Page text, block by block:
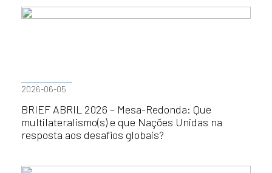
2026-06-05
BRIEF ABRIL 2026 – Mesa-Redonda: Que
multilateralismo(s) e que Nações Unidas na
resposta aos desafios globais?